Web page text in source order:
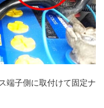
端子側に取付けて固定ナ